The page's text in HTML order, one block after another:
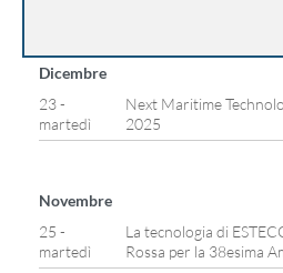
Dicembre
23 -
martedì
Next Maritime
2025
Novembre
25 -
martedì
La tecnologia di
Rossa per la 38esima